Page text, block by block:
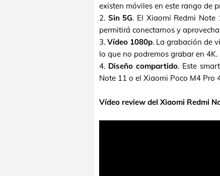
existen móviles en este rango de
2. Sin 5G. El Xiaomi Redmi
permitirá conectarnos y
3. Vídeo 1080p. La grabación de
lo que no podremos grabar en 4K.
4. Diseño compartido. Este
Note 11 o el Xiaomi Poco M4 Pro
Vídeo review del Xiaomi Redmi